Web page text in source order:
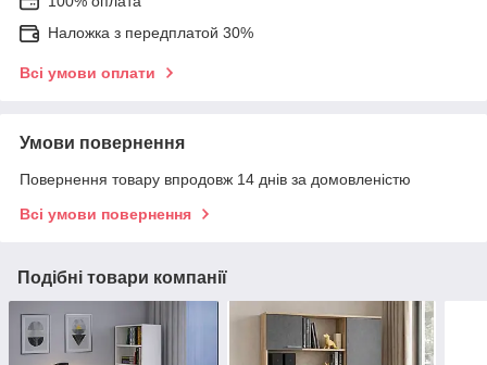
Наложка з передплатой 30%
Всі умови оплати
Умови повернення
Повернення товару впродовж 14 днів за домовленістю
Всі умови повернення
Подібні товари компанії